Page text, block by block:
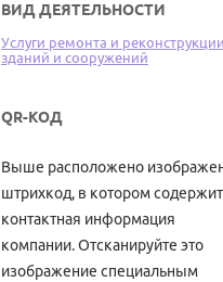
ВИД ДЕЯТЕЛЬНОСТИ
Услуги ремонта и реконструкции
зданий и сооружений
QR-КОД
Выше расположено
штрихкод, в котором
контактная информация
компании. Отсканируйте это
изображение специальным